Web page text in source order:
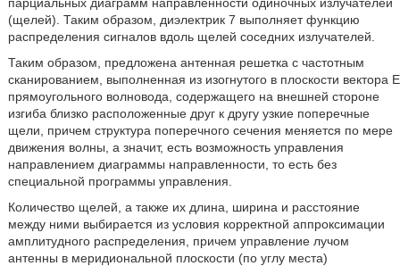
(щелей). Таким образом, диэлектрик 7 выполняет функцию
распределения сигналов вдоль щелей соседних излучателей.
Таким образом, предложена антенная решетка с частотным
сканированием, выполненная из изогнутого в плоскости вектора Е
прямоугольного волновода, содержащего на внешней стороне
изгиба близко расположенные друг к другу узкие поперечные
щели, причем структура поперечного сечения меняется по мере
движения волны, а значит, есть возможность управления
направлением диаграммы направленности, то есть без
специальной программы управления.
Количество щелей, а также их длина, ширина и расстояние
между ними выбирается из условия корректной аппроксимации
амплитудного распределения, причем управление лучом
антенны в меридиональной плоскости (по углу места)